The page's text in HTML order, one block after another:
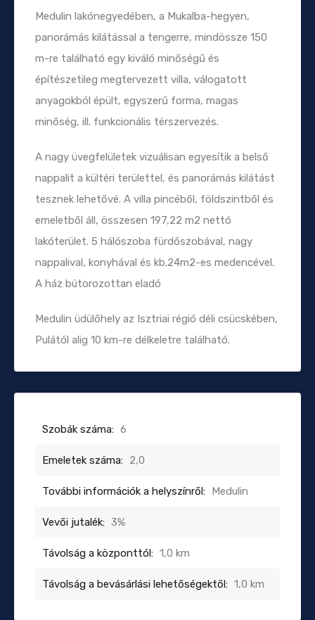
Medulin lakónegyedében, a Mukalba-hegyen,
panorámás kilátással a tengerre, mindössze 150
m-re található egy kiváló minőségű és
építészetileg megtervezett villa, válogatott
anyagokból épült, egyszerű forma, magas
minőség, ill. funkcionális térszervezés.
A nagy üvegfelületek vizuálisan egyesítik a belső
nappalit a kültéri területtel, és panorámás kilátást
tesznek lehetővé. A villa pincéből, földszintből és
emeletből áll, összesen 197,22 m2 nettó
lakóterület. 5 hálószoba fürdőszobával, nagy
nappalival, konyhával és kb.24m2-es medencével.
A ház bútorozottan eladó
Medulin üdülőhely az Isztriai régió déli csücskében,
Pulától alig 10 km-re délkeletre található.
Szobák száma: 6
Emeletek száma: 2,0
További információk a helyszínről: Medulin
Vevői jutalék: 3%
Távolság a központtól: 1,0 km
Távolság a bevásárlási lehetőségektől: 1,0 km